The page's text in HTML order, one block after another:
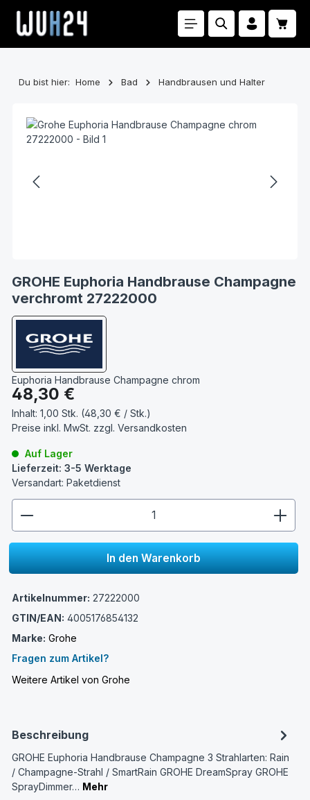
Zum Hauptinhalt springen
Du bist hier: Home Bad Handbrausen und Halter
GROHE Euphoria Handbrause Champagne
verchromt 27222000
Euphoria Handbrause Champagne chrom
Regulärer Preis:
48,30 €
Inhalt: 1,00 Stk. (48,30 € / Stk.)
Preise inkl. MwSt. zzgl. Versandkosten
Auf Lager
Lieferzeit: 3-5 Werktage
Versandart: Paketdienst
In den Warenkorb
Artikelnummer: 27222000
GTIN/EAN: 4005176854132
Marke: Grohe
Fragen zum Artikel?
Weitere Artikel von Grohe
Beschreibung
GROHE Euphoria Handbrause Champagne 3 Strahlarten: Rain
/ Champagne-Strahl / SmartRain GROHE DreamSpray GROHE
SprayDimmer… Mehr